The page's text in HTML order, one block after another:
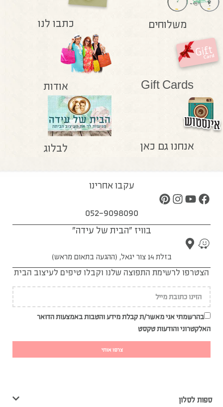
משלוחים כתבו לנו
Gift Cards אודות
אנחנו גם כאן לבלוג
עקבו אחרינו
052-9098090
בוויז "הבית של עידה"
בזלת 14 צור יגאל, (ההגעה בתאום מראש)
הצטרפו לרשימת התפוצה שלנו וקבלו טיפים לעיצוב הבית
בהרשמתי אני מאשר/ת קבלת מידע והטבות באמצעות הדואר
האלקטרוני והודעות טקסט
צרפו אותי
ספות לסלון